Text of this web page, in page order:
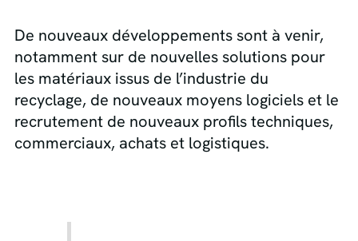
De nouveaux développements sont à venir,
notamment sur de nouvelles solutions pour
les matériaux issus de l’industrie du
recyclage, de nouveaux moyens logiciels et le
recrutement de nouveaux profils techniques,
commerciaux, achats et logistiques.